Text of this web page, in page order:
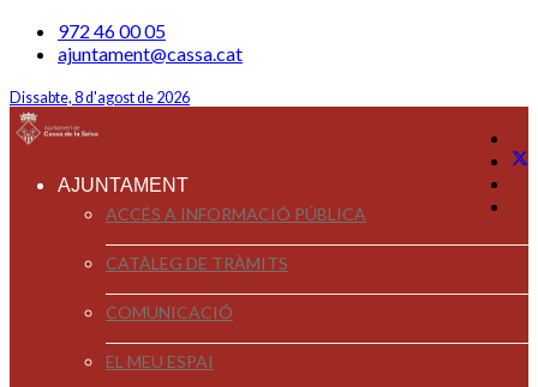
972 46 00 05
ajuntament@cassa.cat
Dissabte, 8 d'agost de 2026
AJUNTAMENT
ACCÉS A INFORMACIÓ PÚBLICA
CATÀLEG DE TRÀMITS
COMUNICACIÓ
EL MEU ESPAI